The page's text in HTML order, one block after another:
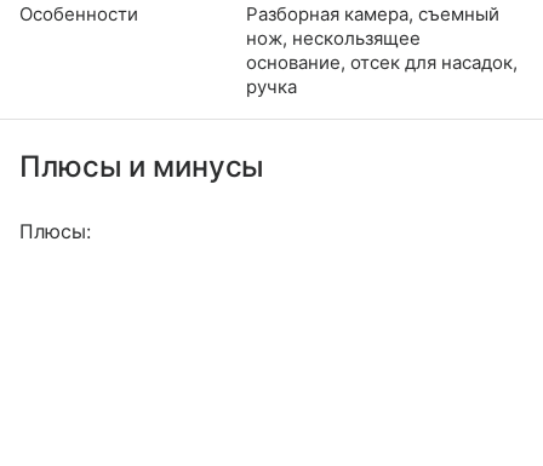
Особенности
Разборная камера, съемный
нож, нескользящее
основание, отсек для насадок,
ручка
Плюсы и минусы
Плюсы: